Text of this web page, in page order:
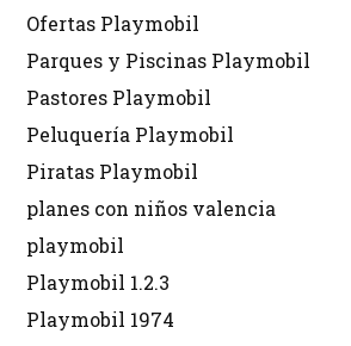
Ofertas Playmobil
Parques y Piscinas Playmobil
Pastores Playmobil
Peluquería Playmobil
Piratas Playmobil
planes con niños valencia
playmobil
Playmobil 1.2.3
Playmobil 1974